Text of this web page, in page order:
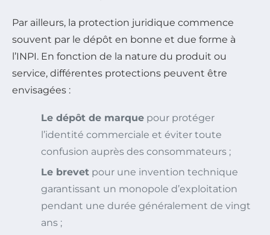
Par ailleurs, la protection juridique commence
souvent par le dépôt en bonne et due forme à
l’INPI. En fonction de la nature du produit ou
service, différentes protections peuvent être
envisagées :
Le dépôt de marque pour protéger
l’identité commerciale et éviter toute
confusion auprès des consommateurs ;
Le brevet pour une invention technique
garantissant un monopole d’exploitation
pendant une durée généralement de vingt
ans ;